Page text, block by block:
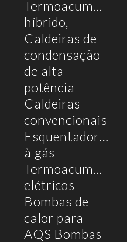
Termoacumulador
híbrido,
Caldeiras de
condensação
de alta
potência
Caldeiras
convencionais
Esquentadores
à gás
Termoacumuladores
elétricos
Bombas de
calor para
AQS Bombas